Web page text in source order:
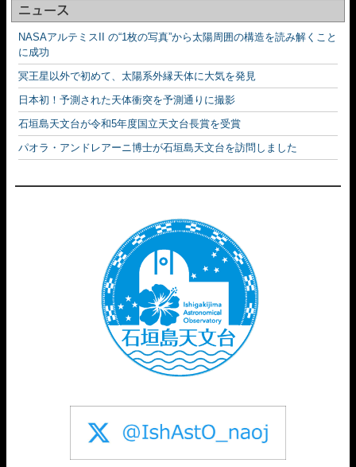
ニュース
NASAアルテミスII の“1枚の写真”から太陽周囲の構造を読み解くこと
に成功
冥王星以外で初めて、太陽系外縁天体に大気を発見
日本初！予測された天体衝突を予測通りに撮影
石垣島天文台が令和5年度国立天文台長賞を受賞
パオラ・アンドレアーニ博士が石垣島天文台を訪問しました